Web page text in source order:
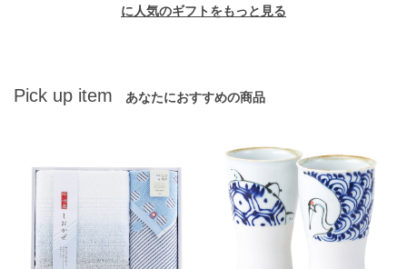
に人気のギフトをもっと見る
Pick up item あなたにおすすめの商品